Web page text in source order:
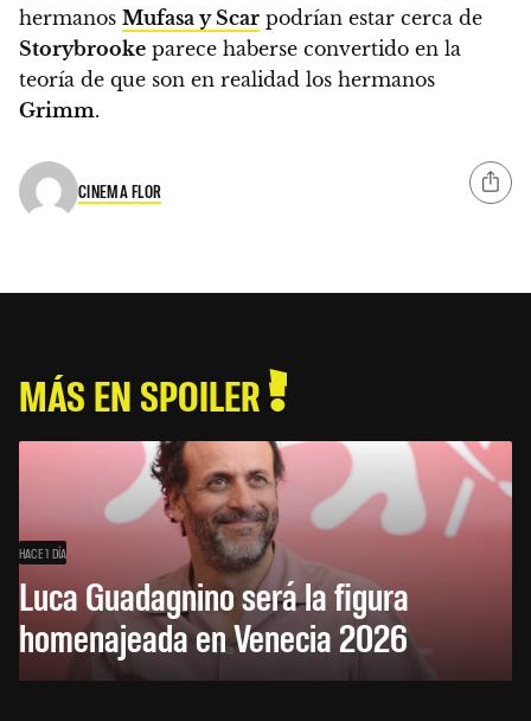
hermanos Mufasa y Scar podrían estar cerca de
Storybrooke parece haberse convertido en la
teoría de que son en realidad los hermanos
Grimm.
CINEMA FLOR
MÁS EN SPOILER
HACE 1 DÍA
Luca Guadagnino será la figura
homenajeada en Venecia 2026